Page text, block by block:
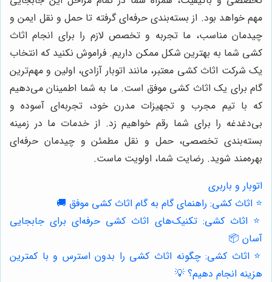
مهم خواهد بود. از بسته‌بندی حرفه‌ای گرفته تا حمل و نقل ایمن و
چیدمان مناسب، ما تجربه و تخصص لازم را برای انجام اثاث
کشی شما به بهترین شکل ممکن داریم. فراموش نکنید که انتخاب
یک شرکت اثاث کشی معتبر، مانند اتوبار آزادی، اولین و مهم‌ترین
گام برای یک اثاث کشی موفق است. ما به شما اطمینان می‌دهیم
که با تیم مجرب و تجهیزات مدرن خود، تجربه‌ای آسوده و
بی‌دغدغه را برای شما رقم خواهیم زد. از خدمات ما در زمینه
بسته‌بندی تخصصی، حمل و نقل مطمئن و چیدمان حرفه‌ای
بهره‌مند شوید. رضایت شما، اولویت ماست.
اتوبار و باربری
⭐️ اثاث کشی: راهنمای گام به گام اثاث کشی موفق 🚚
⭐️ اثاث کشی: تکنیک‌های اثاث کشی حرفه‌ای برای جابجایی
آسان 📦
⭐️ اثاث کشی: چگونه اثاث کشی را بدون استرس و با کمترین
هزینه انجام دهیم؟ 💡